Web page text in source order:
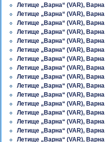
Летище „Варна“ (VAR), Варна
Летище „Варна“ (VAR), Варна
Летище „Варна“ (VAR), Варна
Летище „Варна“ (VAR), Варна
Летище „Варна“ (VAR), Варна
Летище „Варна“ (VAR), Варна
Летище „Варна“ (VAR), Варна
Летище „Варна“ (VAR), Варна
Летище „Варна“ (VAR), Варна
Летище „Варна“ (VAR), Варна
Летище „Варна“ (VAR), Варна
Летище „Варна“ (VAR), Варна
Летище „Варна“ (VAR), Варна
Летище „Варна“ (VAR), Варна
Летище „Варна“ (VAR), Варна
Летище „Варна“ (VAR), Варна